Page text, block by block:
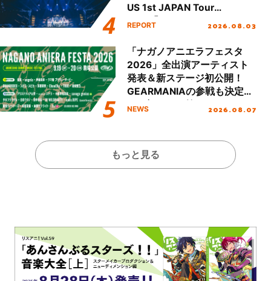
US 1st JAPAN Tour
Final「NICE to meet YOU
ート!!
REPORT 2026.08.03
「ナガノアニエラフェスタ
2026」全出演アーティスト
発表＆新ステージ初公開！
GEARMANIAの参戦も決定
し、初となる第3ステージの
NEWS 2026.08.07
もっと見る